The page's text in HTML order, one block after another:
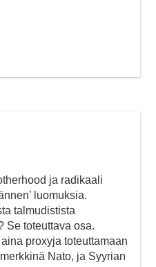
ja radikaali
luomuksia.
talmudistista
Se toteuttava osa.
proxyja toteuttamaan
Nato, ja Syyrian